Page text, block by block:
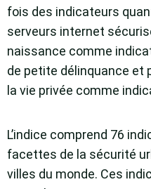
fois des indicateurs
serveurs internet
naissance comme
de petite délinquance et
la vie privée comme
L’indice comprend 76
facettes de la sécurité
villes du monde. Ces